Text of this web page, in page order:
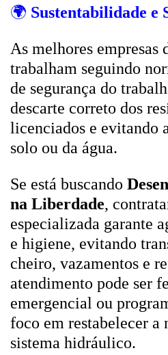
🌍 Sustentabilidade e
As melhores empresas
trabalham seguindo
de segurança do
descarte correto dos
licenciados e evitando
solo ou da água.
Se está buscando
na Liberdade,
especializada garante
e higiene, evitando
cheiro, vazamentos e
atendimento pode ser
emergencial ou
foco em restabelecer a
sistema hidráulico.